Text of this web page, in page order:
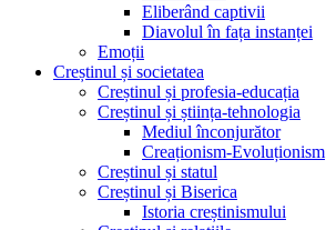
Eliberând captivii
Diavolul în fața instanței
Emoții
Creștinul și societatea
Creștinul și profesia-educația
Creștinul și știința-tehnologia
Mediul înconjurător
Creaționism-Evoluționism
Creștinul și statul
Creștinul și Biserica
Istoria creștinismului